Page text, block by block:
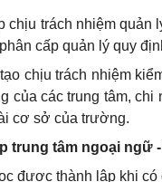
chịu trách nhiệm quản
cấp quản lý quy
chịu trách nhiệm
của các trung tâm,
cơ sở của trường.
trung tâm ngoại ngữ
được thành lập khi có